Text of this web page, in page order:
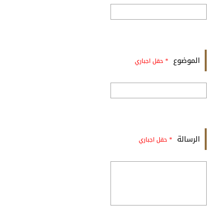
الموضوع * حقل اجباري
الرسالة * حقل اجباري